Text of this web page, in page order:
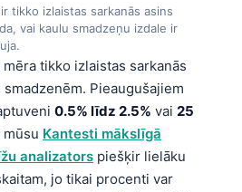
tikko izlaistas sarkanās asins
vai kaulu smadzeņu izdale ir
mēra tikko izlaistas sarkanās
Pieaugušajiem
0.5% līdz 2.5% vai 25
mūsu Kantesti mākslīgā
analizators piešķir lielāku
jo tikai procenti var